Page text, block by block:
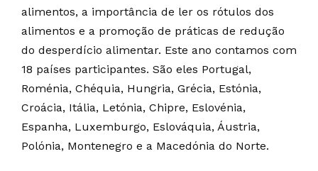
alimentos, a importância de ler os rótulos dos
alimentos e a promoção de práticas de redução
do desperdício alimentar. Este ano contamos com
18 países participantes. São eles Portugal,
Roménia, Chéquia, Hungria, Grécia, Estónia,
Croácia, Itália, Letónia, Chipre, Eslovénia,
Espanha, Luxemburgo, Eslováquia, Áustria,
Polónia, Montenegro e a Macedónia do Norte.